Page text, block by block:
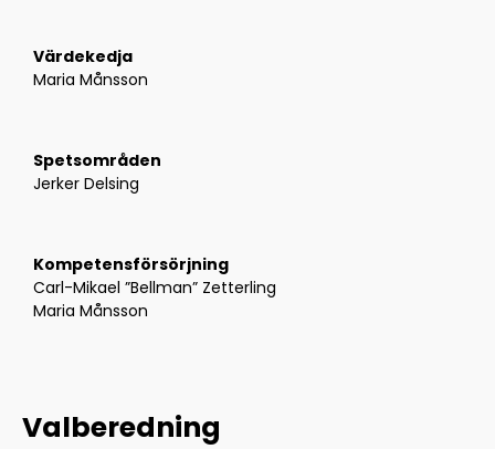
Värdekedja
Maria Månsson
Spetsområden
Jerker Delsing
Kompetensförsörjning
Carl-Mikael ”Bellman” Zetterling
Maria Månsson
Valberedning